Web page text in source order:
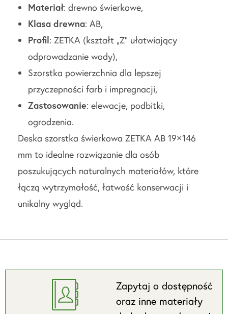
Materiał: drewno świerkowe,
Klasa drewna: AB,
Profil: ZETKA (kształt „Z” ułatwiający
odprowadzanie wody),
Szorstka powierzchnia dla lepszej
przyczepności farb i impregnacji,
Zastosowanie: elewacje, podbitki,
ogrodzenia.
Deska szorstka świerkowa ZETKA AB 19×146
mm to idealne rozwiązanie dla osób
poszukujących naturalnych materiałów, które
łączą wytrzymałość, łatwość konserwacji i
unikalny wygląd.
Zapytaj o dostępność
oraz inne materiały